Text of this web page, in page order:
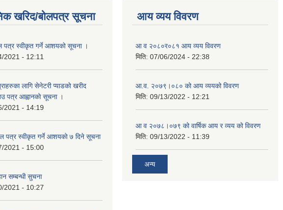
खरिद/बोलपत्र सूचना
पत्र स्वीकृत गर्ने आशयको सूचना ।
2021 - 12:11
लागि सेनेटरी प्याडको खरीद
पत्र आह्वानकाे सूचना ।
2021 - 14:19
पत्र स्वीकृत गर्ने आशयकाे ७ दिने सूचना
2021 - 15:00
सम्बन्धी सुचना
2021 - 10:27
आय व्यय विवरण
आ व २०८०र०८१ आय व्यय विवरण
मिति: 07/06/2024 - 22:38
आ.व. २०७९।०८० को आय व्ययको विवरण
मिति: 09/13/2022 - 12:21
आ‍ व २०७८।०७९ को वार्षिक आय र व्यय को विवरण
मिति: 09/13/2022 - 11:39
अन्य